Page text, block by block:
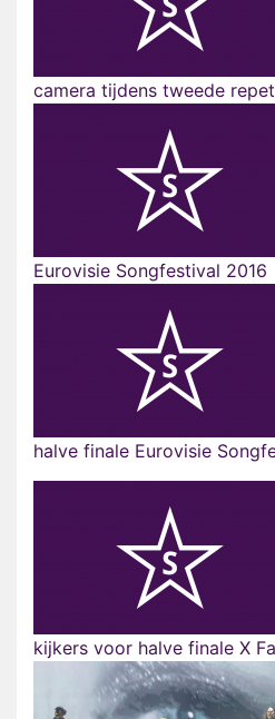
camera tijdens tweede
Eurovisie Songfestival 2016
halve finale Eurovisie
kijkers voor halve finale X